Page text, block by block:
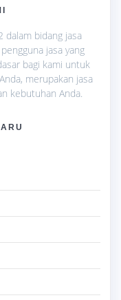
dalam bidang jasa
jasa yang
bagi kami untuk
merupakan jasa
kebutuhan Anda.